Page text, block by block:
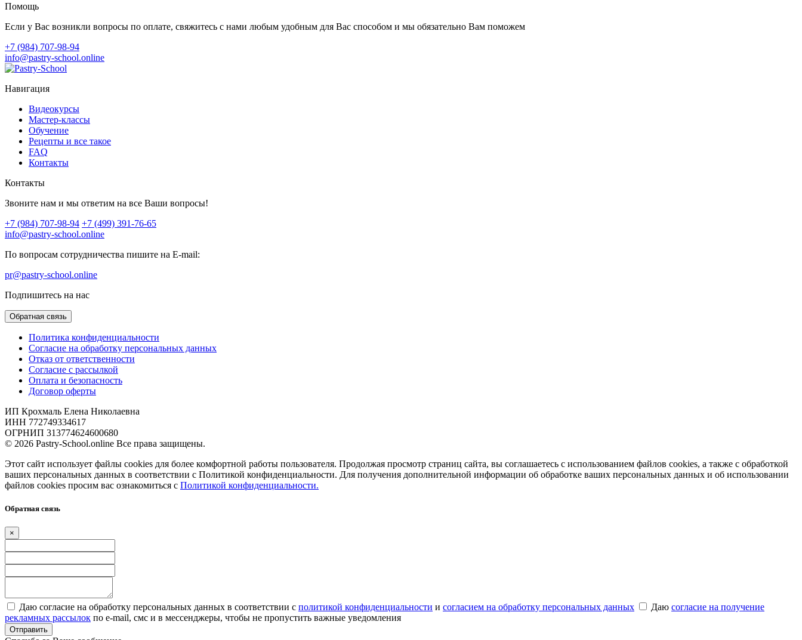
Помощь
Если у Вас возникли вопросы по оплате, свяжитесь с нами любым удобным для Вас способом и мы обязательно Вам поможем
+7 (984) 707-98-94
info@pastry-school.online
Навигация
Видеокурсы
Мастер-классы
Обучение
Рецепты и все такое
FAQ
Контакты
Контакты
Звоните нам и мы ответим на все Ваши вопросы!
+7 (984) 707-98-94 +7 (499) 391-76-65
info@pastry-school.online
По вопросам сотрудничества пишите на E-mail:
pr@pastry-school.online
Подпишитесь на нас
Обратная связь
Политика конфиденциальности
Согласие на обработку персональных данных
Отказ от ответственности
Согласие с рассылкой
Оплата и безопасность
Договор оферты
ИП Крохмаль Елена Николаевна
ИНН 772749334617
ОГРНИП 313774624600680
© 2026 Pastry-School.online Все права защищены.
Этот сайт использует файлы cookies для более комфортной работы пользователя. Продолжая просмотр страниц сайта, вы соглашаетесь с использованием файлов cookies, а также с обработкой
ваших персональных данных в соответствии с Политикой конфиденциальности. Для получения дополнительной информации об обработке ваших персональных данных и об использовании
файлов cookies просим вас ознакомиться с Политикой конфиденциальности.
Обратная связь
×
Даю согласие на обработку персональных данных в соответствии с политикой конфиденциальности и согласием на обработку персональных данных Даю согласие на получение
рекламных рассылок по e-mail, смс и в мессенджеры, чтобы не пропустить важные уведомления
Отправить